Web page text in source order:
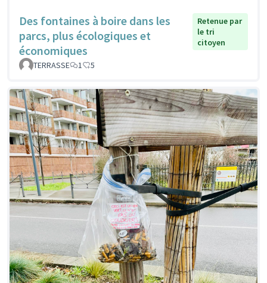
Des fontaines à boire dans les
parcs, plus écologiques et
économiques
Retenue par
le tri
citoyen
TERRASSE 1 5